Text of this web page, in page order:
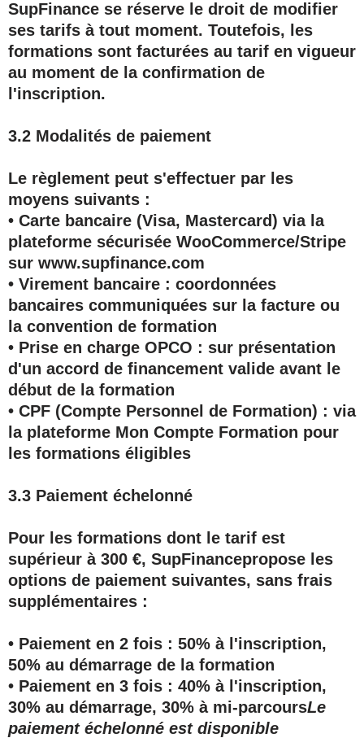
SupFinance se réserve le droit de modifier
ses tarifs à tout moment. Toutefois, les
formations sont facturées au tarif en vigueur
au moment de la confirmation de
l'inscription.
3.2 Modalités de paiement
Le règlement peut s'effectuer par les
moyens suivants :
• Carte bancaire (Visa, Mastercard) via la
plateforme sécurisée WooCommerce/Stripe
sur www.supfinance.com
• Virement bancaire : coordonnées
bancaires communiquées sur la facture ou
la convention de formation
• Prise en charge OPCO : sur présentation
d'un accord de financement valide avant le
début de la formation
• CPF (Compte Personnel de Formation) : via
la plateforme Mon Compte Formation pour
les formations éligibles
3.3 Paiement échelonné
Pour les formations dont le tarif est
supérieur à 300 €, SupFinancepropose les
options de paiement suivantes, sans frais
supplémentaires :
• Paiement en 2 fois : 50% à l'inscription,
50% au démarrage de la formation
• Paiement en 3 fois : 40% à l'inscription,
30% au démarrage, 30% à mi-parcoursLe
paiement échelonné est disponible